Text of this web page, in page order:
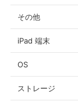
その他
iPad 端末
OS
ストレージ